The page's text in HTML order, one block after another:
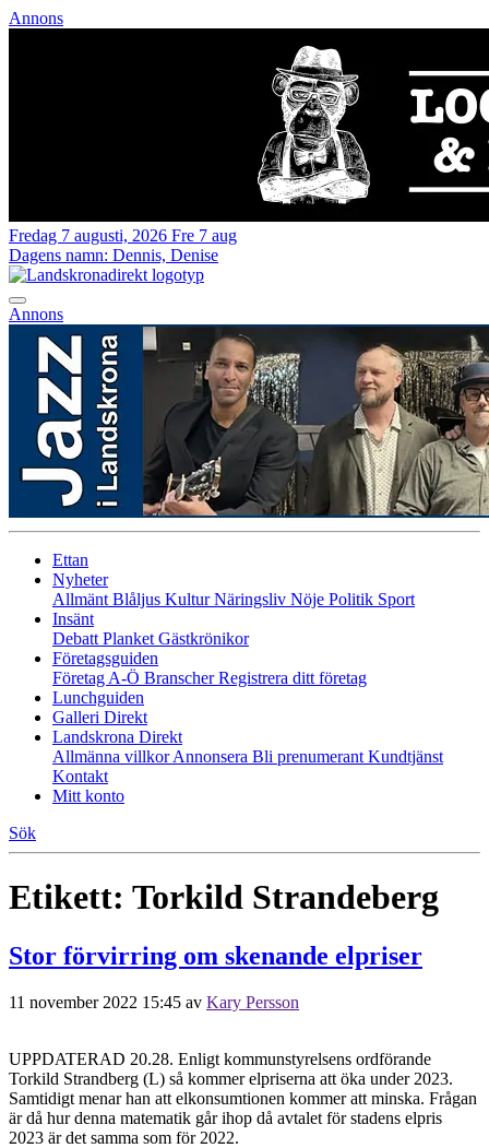
Annons
Fredag 7 augusti, 2026 Fre 7 aug
Dagens namn: Dennis, Denise
Annons
Ettan
Nyheter
Allmänt Blåljus KulturNäringsliv Nöje Politik Sport
Insänt
Debatt Planket Gästkrönikor
Företagsguiden
Företag A-Ö BranscherRegistrera ditt företag
Lunchguiden
Galleri Direkt
Landskrona Direkt
Allmänna villkorAnnonsera Bli prenumerant Kundtjänst
Kontakt
Mitt konto
Sök
Etikett: Torkild Strandeberg
Stor förvirring om skenande elpriser
11 november 2022 15:45 av Kary Persson
UPPDATERAD 20.28. Enligt kommunstyrelsens ordförande
Torkild Strandberg (L) så kommer elpriserna att öka under 2023.
Samtidigt menar han att elkonsumtionen kommer att minska. Frågan
är då hur denna matematik går ihop då avtalet för stadens elpris
2023 är det samma som för 2022.